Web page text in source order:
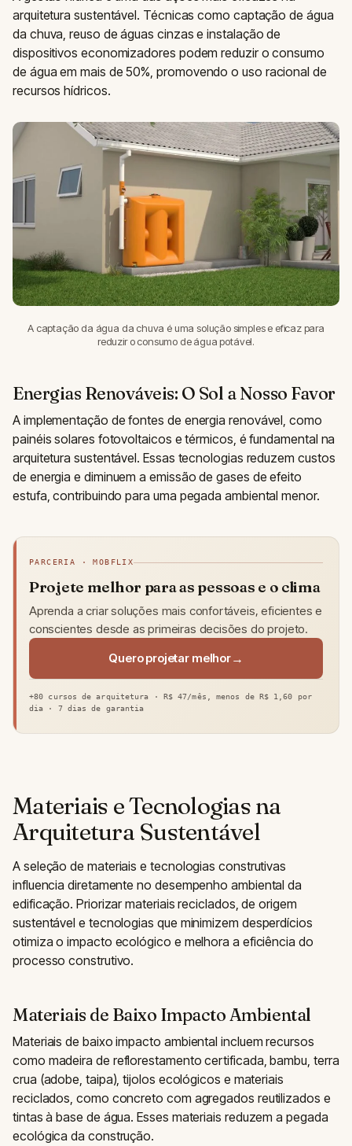
arquitetura sustentável. Técnicas como captação de água
da chuva, reuso de águas cinzas e instalação de
dispositivos economizadores podem reduzir o consumo
de água em mais de 50%, promovendo o uso racional de
recursos hídricos.
A captação da água da chuva é uma solução simples e eficaz para
reduzir o consumo de água potável.
Energias Renováveis: O Sol a Nosso Favor
A implementação de fontes de energia renovável, como
painéis solares fotovoltaicos e térmicos, é fundamental na
arquitetura sustentável. Essas tecnologias reduzem custos
de energia e diminuem a emissão de gases de efeito
estufa, contribuindo para uma pegada ambiental menor.
PARCERIA · MOBFLIX
Projete melhor para as pessoas e o clima
Aprenda a criar soluções mais confortáveis, eficientes e
conscientes desde as primeiras decisões do projeto.
Quero projetar melhor
+80 cursos de arquitetura · R$ 47/mês, menos de R$ 1,60 por
dia · 7 dias de garantia
Materiais e Tecnologias na
Arquitetura Sustentável
A seleção de materiais e tecnologias construtivas
influencia diretamente no desempenho ambiental da
edificação. Priorizar materiais reciclados, de origem
sustentável e tecnologias que minimizem desperdícios
otimiza o impacto ecológico e melhora a eficiência do
processo construtivo.
Materiais de Baixo Impacto Ambiental
Materiais de baixo impacto ambiental incluem recursos
como madeira de reflorestamento certificada, bambu, terra
crua (adobe, taipa), tijolos ecológicos e materiais
reciclados, como concreto com agregados reutilizados e
tintas à base de água. Esses materiais reduzem a pegada
ecológica da construção.